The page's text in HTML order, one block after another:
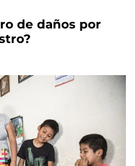
de daños por